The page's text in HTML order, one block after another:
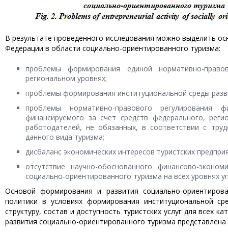
В результате проведенного исследования можно выделить
Федерации в области социально-ориентированного туризма:
проблемы формирования единой нормативно-
региональном уровнях;
проблемы формирования институциональной среды
проблемы нормативно-правового регулирования
финансируемого за счет средств федерального,
работодателей, не обязанных, в соответствии с
данного вида туризма;
дисбаланс экономических интересов туристских
отсутствие научно-обоснован­ного финансово-
социально-ориентированного туризма на всех уровнях
Основой формирования и развития социально-
политики в условиях формирования институциональной
структуру, состав и доступность туристских услуг для всех
развития социально-ориентированного туризма представлена